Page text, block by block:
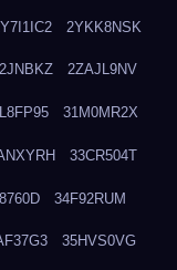
2YKK8NSK
2ZAJL9NV
31M0MR2X
33CR504T
34F92RUM
35HVS0VG